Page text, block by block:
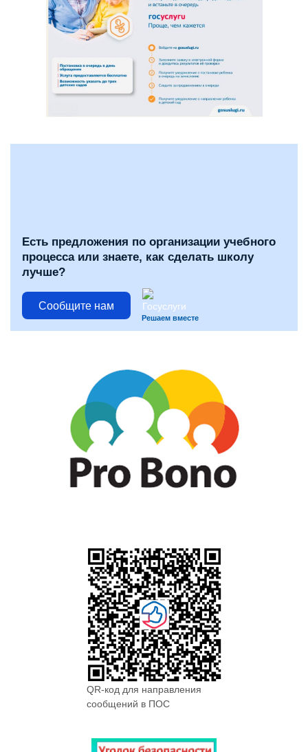
Есть предложения по организации учебного
процесса или знаете, как сделать школу
лучше?
Сообщите нам
Решаем вместе
QR-код для направления
сообщений в ПОС